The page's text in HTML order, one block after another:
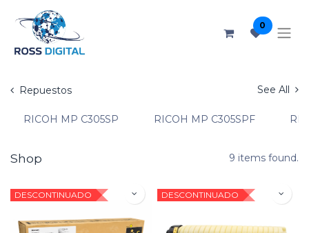
0
Repuestos See All
RICOH MP C305SP RICOH MP C305SPF
Shop 9 items found.
DESCONTINUADO DESCONTINUADO